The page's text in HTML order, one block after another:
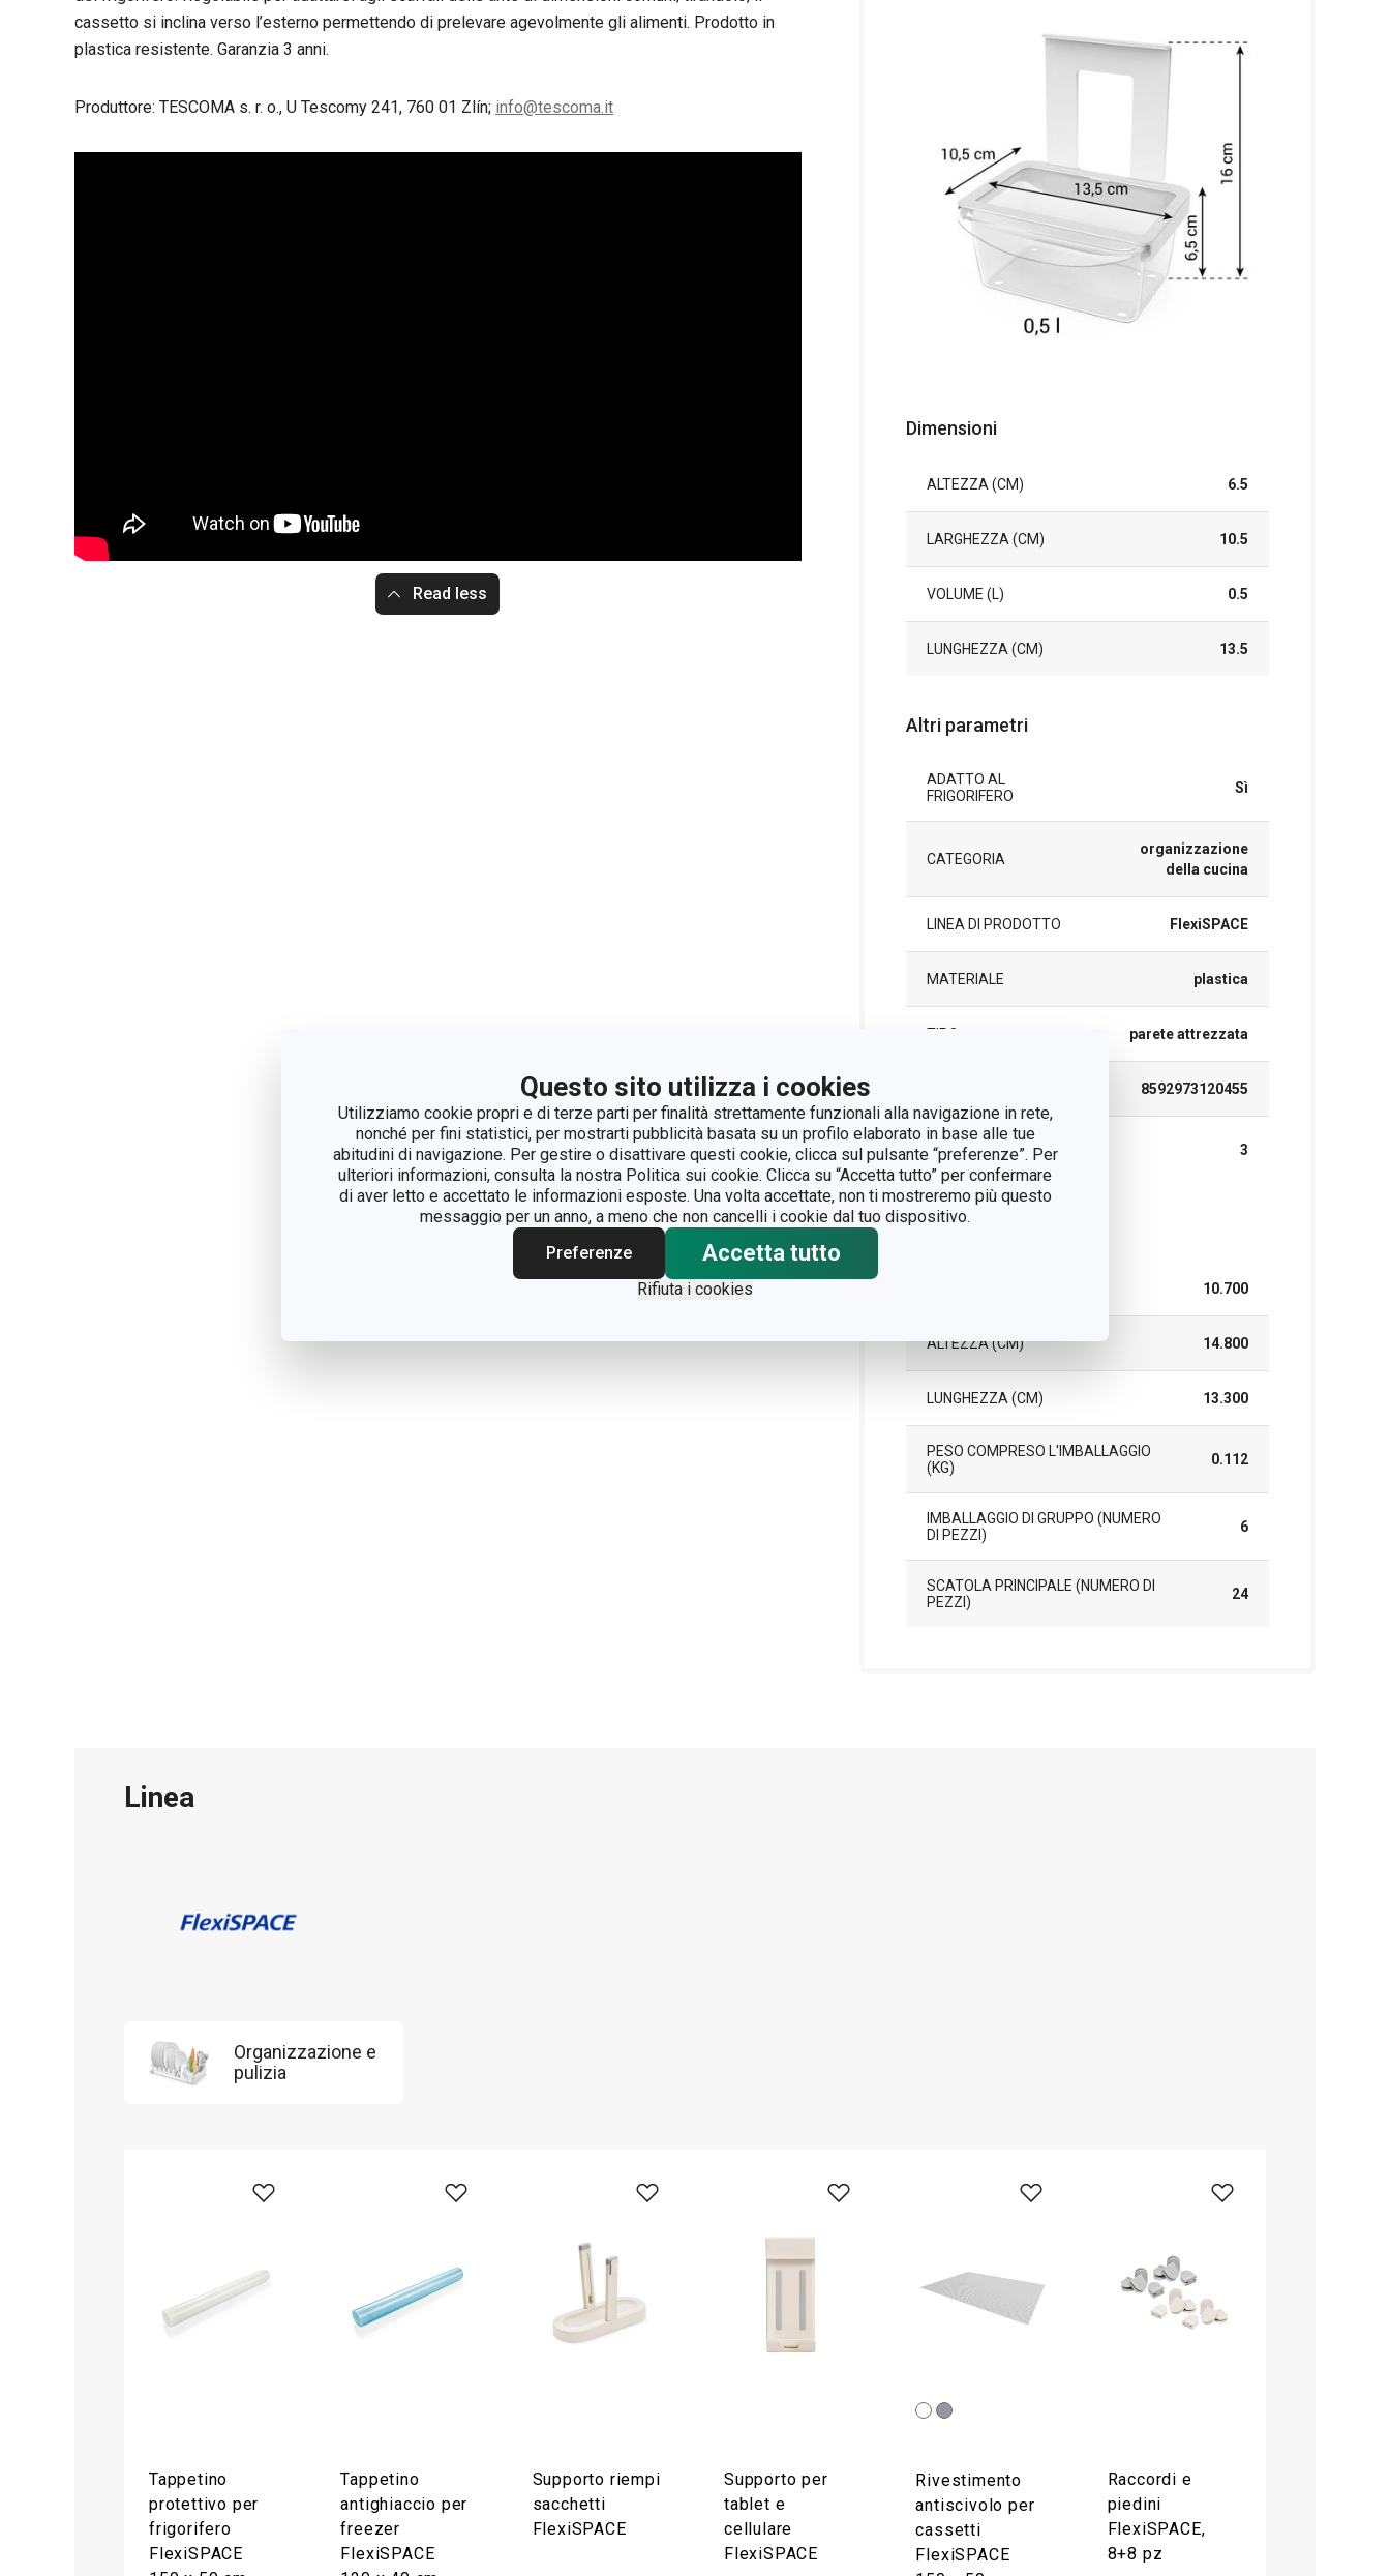
Questo sito utilizza i cookies
Utilizziamo cookie propri e di terze parti per finalità strettamente funzionali alla navigazione in rete,
nonché per fini statistici, per mostrarti pubblicità basata su un profilo elaborato in base alle tue
abitudini di navigazione. Per gestire o disattivare questi cookie, clicca sul pulsante “preferenze”. Per
ulteriori informazioni, consulta la nostra Politica sui cookie. Clicca su “Accetta tutto” per confermare
di aver letto e accettato le informazioni esposte. Una volta accettate, non ti mostreremo più questo
messaggio per un anno, a meno che non cancelli i cookie dal tuo dispositivo.
Preferenze
Accetta tutto
Rifiuta i cookies
cassetto si inclina verso l’esterno permettendo di prelevare agevolmente gli alimenti. Prodotto in
plastica resistente. Garanzia 3 anni.
Produttore: TESCOMA s. r. o., U Tescomy 241, 760 01 Zlín; info@tescoma.it
Read less
Dimensioni
ALTEZZA (CM) 6.5
LARGHEZZA (CM) 10.5
VOLUME (L) 0.5
LUNGHEZZA (CM) 13.5
Altri parametri
ADATTO AL
FRIGORIFERO
Sì
CATEGORIA
organizzazione
della cucina
LINEA DI PRODOTTO FlexiSPACE
MATERIALE plastica
TIPO parete attrezzata
8592973120455
DURATA DELLA
GARANZIA (IN ANNI)
3
Pacchetto
10.700
ALTEZZA (CM) 14.800
LUNGHEZZA (CM) 13.300
PESO COMPRESO L'IMBALLAGGIO
(KG)
0.112
IMBALLAGGIO DI GRUPPO (NUMERO
DI PEZZI)
6
SCATOLA PRINCIPALE (NUMERO DI
PEZZI)
24
Linea
Organizzazione e
pulizia
Tappetino
protettivo per
frigorifero
FlexiSPACE
Tappetino
antighiaccio per
freezer
FlexiSPACE
Supporto riempi
sacchetti
FlexiSPACE
Supporto per
tablet e
cellulare
FlexiSPACE
Rivestimento
antiscivolo per
cassetti
FlexiSPACE
Raccordi e
piedini
FlexiSPACE,
8+8 pz